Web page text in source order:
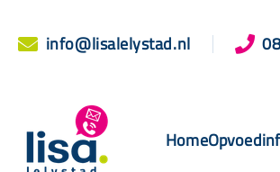
 info@lisalelystad.nl 
Home